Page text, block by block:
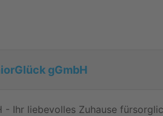
gGmbH
- Ihr liebevolles Zuhause